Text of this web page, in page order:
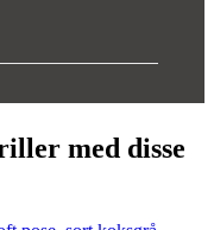
med disse